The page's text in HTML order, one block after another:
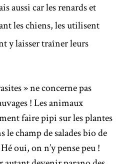
aussi car les renards et
les chiens, les utilisent
y laisser traîner leurs
» ne concerne pas
! Les animaux
faire pipi sur les plantes
le champ de salades bio de
oui, on n’y pense peu !